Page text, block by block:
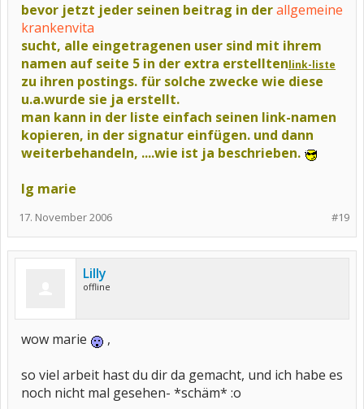
bevor jetzt jeder seinen beitrag in derallgemeine
krankenvita
sucht, alle eingetragenen user sind mit ihrem
namen auf seite 5 in der extra erstelltenlink-liste
zu ihren postings. für solche zwecke wie diese
u.a.wurde sie ja erstellt.
man kann in der liste einfach seinen link-namen
kopieren, in der signatur einfügen. und dann
weiterbehandeln, ....wie ist ja beschrieben.
lg marie
#19
17. November 2006
Lilly
offline
wow marie
,
so viel arbeit hast du dir da gemacht, und ich habe es
noch nicht mal gesehen- *schäm* :o